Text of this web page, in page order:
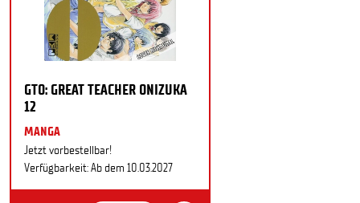
GTO: GREAT TEACHER ONIZUKA
12
MANGA
Jetzt vorbestellbar!
Verfügbarkeit: Ab dem 10.03.2027